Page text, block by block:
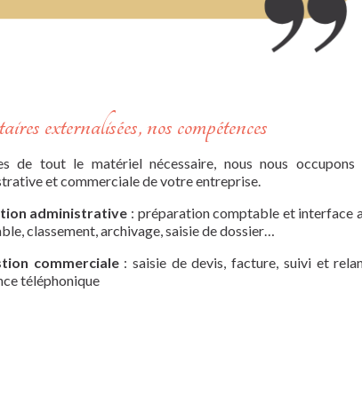
externalisées, nos compétences
de tout le matériel nécessaire, nous nous
et commerciale de votre entreprise.
administrative : préparation comptable et interface
classement, archivage, saisie de dossier…
commerciale: saisie de devis, facture, suivi et
téléphonique